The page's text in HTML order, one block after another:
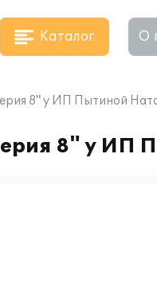
Каталог О
8" у ИП Пытиной
8" у ИП